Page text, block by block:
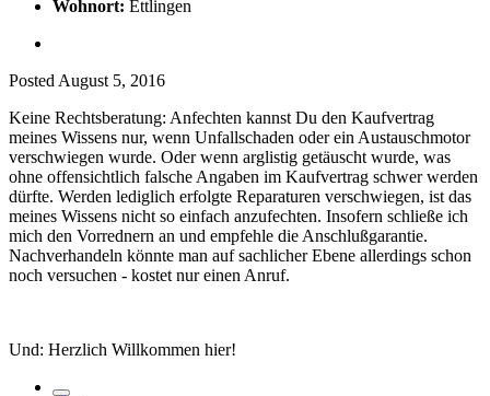
Wohnort: Ettlingen
Posted August 5, 2016
Keine Rechtsberatung: Anfechten kannst Du den Kaufvertrag
meines Wissens nur, wenn Unfallschaden oder ein Austauschmotor
verschwiegen wurde. Oder wenn arglistig getäuscht wurde, was
ohne offensichtlich falsche Angaben im Kaufvertrag schwer werden
dürfte. Werden lediglich erfolgte Reparaturen verschwiegen, ist das
meines Wissens nicht so einfach anzufechten. Insofern schließe ich
mich den Vorrednern an und empfehle die Anschlußgarantie.
Nachverhandeln könnte man auf sachlicher Ebene allerdings schon
noch versuchen - kostet nur einen Anruf.
Und: Herzlich Willkommen hier!